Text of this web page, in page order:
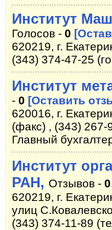
Институт
Голосов - 0
620219, г.
(343) 374-47-25
Институт
- 0 [Оставить
620016, г.
(факс) , (343) 267-
Главный
Институт
РАН, Отзывов - 0
620219, г.
улиц
(343) 374-11-89